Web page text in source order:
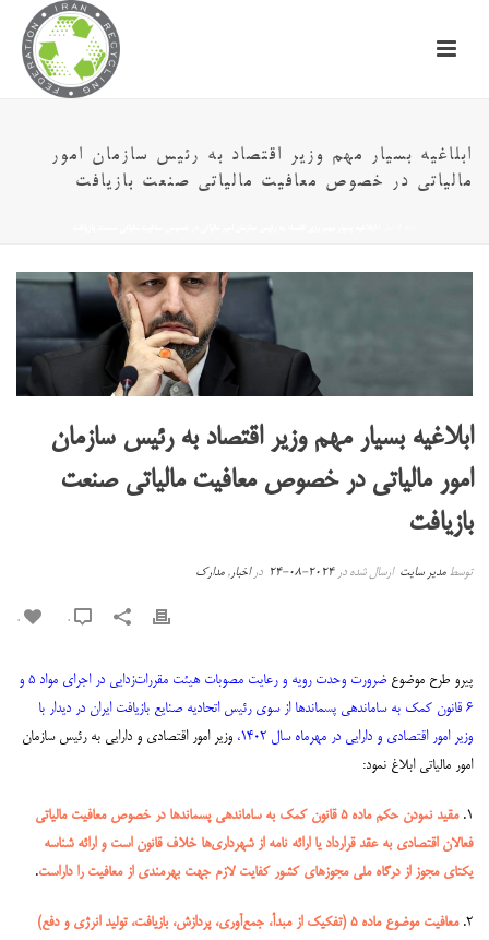
ابلاغیه بسیار مهم وزیر اقتصاد به رئیس سازمان امور
مالیاتی در خصوص معافیت مالیاتی صنعت بازیافت
ابلاغیه بسیار مهم وزیر اقتصاد به رئیس سازمان
امور مالیاتی در خصوص معافیت مالیاتی صنعت
بازیافت
توسطمدیر سایت ارسال شده در2024-08-24 دراخبار,مدارک
0
پیرو طرح موضوع
ضرورت وحدت رویه و رعایت مصوبات هیئت مقررات‌زدایی در اجرای مواد ۵ و
۶ قانون کمک به ساماندهی پسماندها از سوی رئیس اتحادیه صنایع بازیافت ایران در دیدار با
وزیر امور اقتصادی و دارایی در مهرماه سال ۱۴۰۲
، وزیر امور اقتصادی و دارایی به رئیس سازمان
امور مالیاتی ابلاغ نمود:
۱.
مقید نمودن حکم ماده ۵ قانون کمک به ساماندهی پسماندها در خصوص معافیت مالیاتی
فعالان اقتصادی به عقد قرارداد یا ارائه نامه از شهرداری‌ها خلاف قانون است و ارائه شناسه
یکتای مجوز از درگاه ملی مجوزهای کشور کفایت لازم جهت بهرمندی از معافیت را داراست.
۲.
معافیت موضوع ماده ۵ (تفکیک از مبدأ، جمع‌آوری، پردازش، بازیافت، تولید انرژی و دفع)